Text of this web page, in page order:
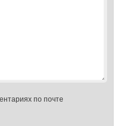
по почте